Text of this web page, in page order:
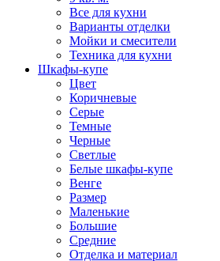
Все для кухни
Варианты отделки
Мойки и смесители
Техника для кухни
Шкафы-купе
Цвет
Коричневые
Серые
Темные
Черные
Светлые
Белые шкафы-купе
Венге
Размер
Маленькие
Большие
Средние
Отделка и материал